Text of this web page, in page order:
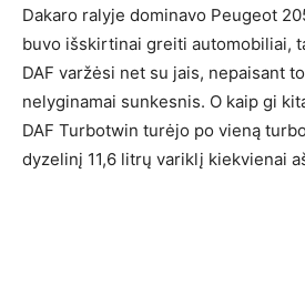
Dakaro ralyje dominavo Peugeot
buvo išskirtinai greiti automobiliai,
DAF varžėsi net su jais, nepaisant
nelyginamai sunkesnis. O kaip gi
DAF Turbotwin turėjo po vieną
dyzelinį 11,6 litrų variklį kiekvienai